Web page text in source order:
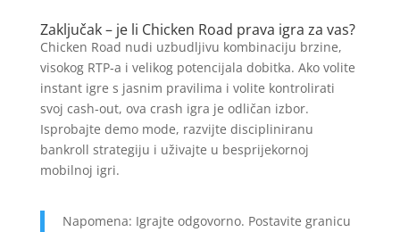
Zaključak – je li Chicken Road prava igra za vas?
Chicken Road nudi uzbudljivu kombinaciju brzine,
visokog RTP‑a i velikog potencijala dobitka. Ako volite
instant igre s jasnim pravilima i volite kontrolirati
svoj cash‑out, ova crash igra je odličan izbor.
Isprobajte demo mode, razvijte discipliniranu
bankroll strategiju i uživajte u besprijekornoj
mobilnoj igri.
Napomena: Igrajte odgovorno. Postavite granicu